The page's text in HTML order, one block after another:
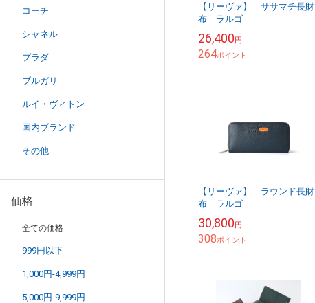
コーチ
シャネル
プラダ
ブルガリ
ルイ・ヴィトン
国内ブランド
その他
価格
全ての価格
999円以下
1,000円-4,999円
5,000円-9,999円
【リーヴァ】 ササマチ長財
布 ラルゴ
26,400円
264ポイント
【リーヴァ】 ラウンド長財
布 ラルゴ
30,800円
308ポイント